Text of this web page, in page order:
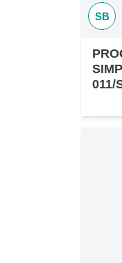
SB
011/